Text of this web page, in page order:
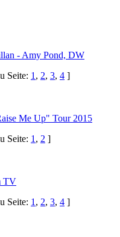
- Amy Pond, DW
Seite: 1 , 2, 3, 4 ]
Me Up" Tour 2015
Seite: 1 , 2 ]
TV
Seite: 1 , 2, 3, 4 ]